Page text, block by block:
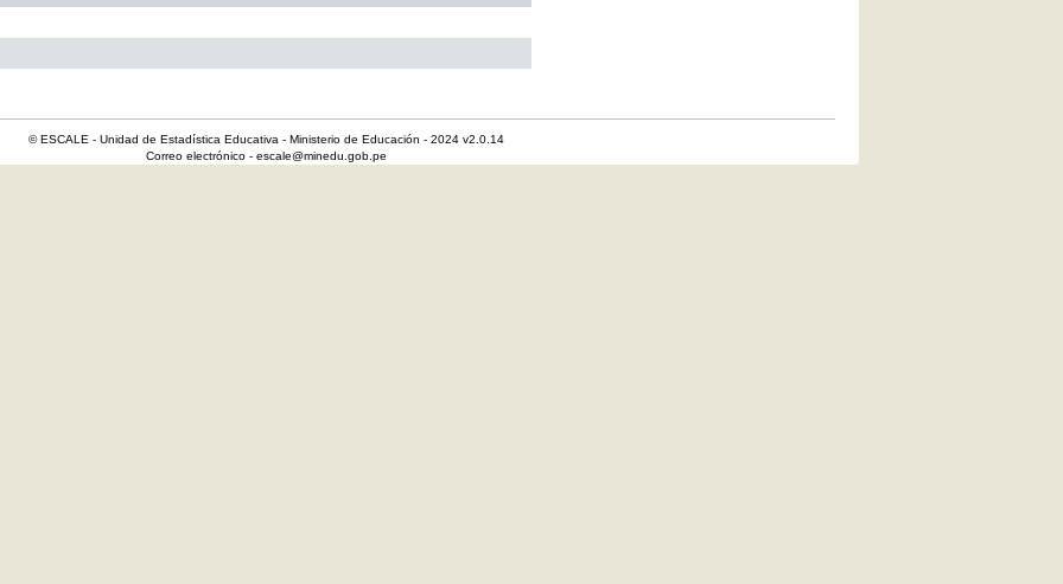
© ESCALE - Unidad de Estadística Educativa - Ministerio de Educación - 2024 v2.0.14
Correo electrónico - escale@minedu.gob.pe